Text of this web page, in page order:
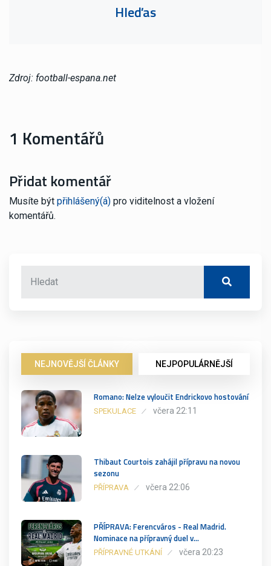
Hleďas
Zdroj: football-espana.net
1 Komentářů
Přidat komentář
Musíte být přihlášený(á) pro viditelnost a vložení
komentářů.
NEJNOVĚJŠÍ ČLÁNKY NEJPOPULÁRNĚJŠÍ
Romano: Nelze vyloučit Endrickovo hostování
SPEKULACE včera 22:11
Thibaut Courtois zahájil přípravu na novou
sezonu
PŘÍPRAVA včera 22:06
PŘÍPRAVA: Ferencváros - Real Madrid.
Nominace na přípravný duel v…
PŘÍPRAVNÉ UTKÁNÍ včera 20:23